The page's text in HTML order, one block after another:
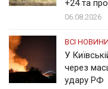
+24 та
06.08.2026
ВСІ НОВИНИ
У
через
удару РФ